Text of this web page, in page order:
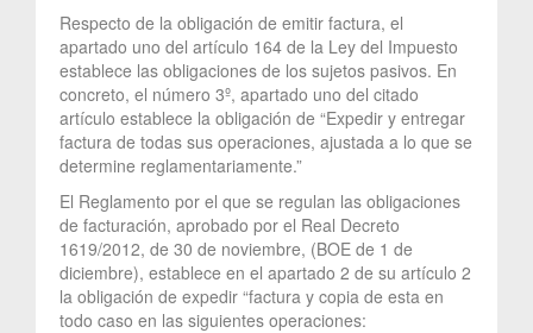
Respecto de la obligación de emitir factura, el
apartado uno del artículo 164 de la Ley del Impuesto
establece las obligaciones de los sujetos pasivos. En
concreto, el número 3º, apartado uno del citado
artículo establece la obligación de “Expedir y entregar
factura de todas sus operaciones, ajustada a lo que se
determine reglamentariamente.”
El Reglamento por el que se regulan las obligaciones
de facturación, aprobado por el Real Decreto
1619/2012, de 30 de noviembre, (BOE de 1 de
diciembre), establece en el apartado 2 de su artículo 2
la obligación de expedir “factura y copia de esta en
todo caso en las siguientes operaciones: